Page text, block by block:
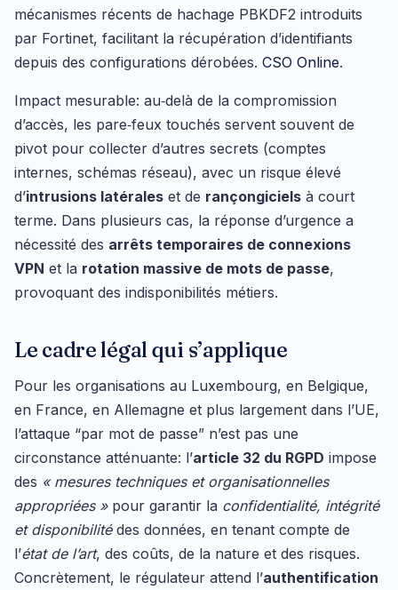
mécanismes récents de hachage PBKDF2 introduits
par Fortinet, facilitant la récupération d’identifiants
depuis des configurations dérobées. CSO Online.
Impact mesurable: au‑delà de la compromission
d’accès, les pare‑feux touchés servent souvent de
pivot pour collecter d’autres secrets (comptes
internes, schémas réseau), avec un risque élevé
d’intrusions latérales et de rançongiciels à court
terme. Dans plusieurs cas, la réponse d’urgence a
nécessité des arrêts temporaires de connexions
VPN et la rotation massive de mots de passe,
provoquant des indisponibilités métiers.
Le cadre légal qui s’applique
Pour les organisations au Luxembourg, en Belgique,
en France, en Allemagne et plus largement dans l’UE,
l’attaque “par mot de passe” n’est pas une
circonstance atténuante: l’article 32 du RGPD impose
des « mesures techniques et organisationnelles
appropriées »pour garantir la confidentialité, intégrité
et disponibilitédes données, en tenant compte de
l’état de l’art, des coûts, de la nature et des risques.
Concrètement, le régulateur attend l’authentification